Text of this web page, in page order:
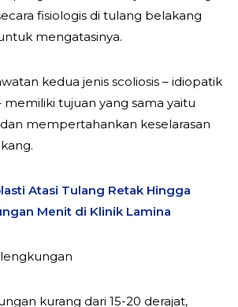
fisiologis di tulang belakang
mengatasinya.
kedua jenis scoliosis – idiopatik
memiliki tujuan yang sama yaitu
mempertahankan keselarasan
Atasi Tulang Retak Hingga
Menit di Klinik Lamina
kurang dari 15-20 derajat,